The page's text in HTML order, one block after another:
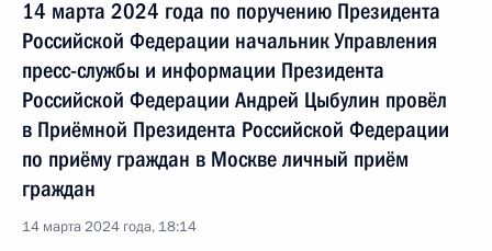
14 марта 2024 года по поручению Президента
Российской Федерации начальник Управления
пресс-службы и информации Президента
Российской Федерации Андрей Цыбулин провёл
в Приёмной Президента Российской Федерации
по приёму граждан в Москве личный приём
граждан
14 марта 2024 года, 18:14